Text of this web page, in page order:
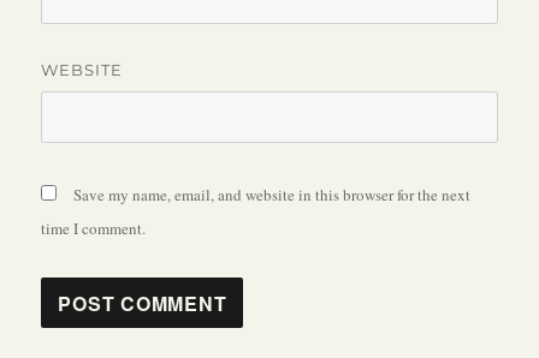
WEBSITE
Save my name, email, and website in this browser for the next
time I comment.